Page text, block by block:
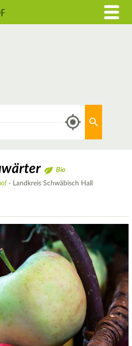
Bio
- Landkreis Schwäbisch Hall